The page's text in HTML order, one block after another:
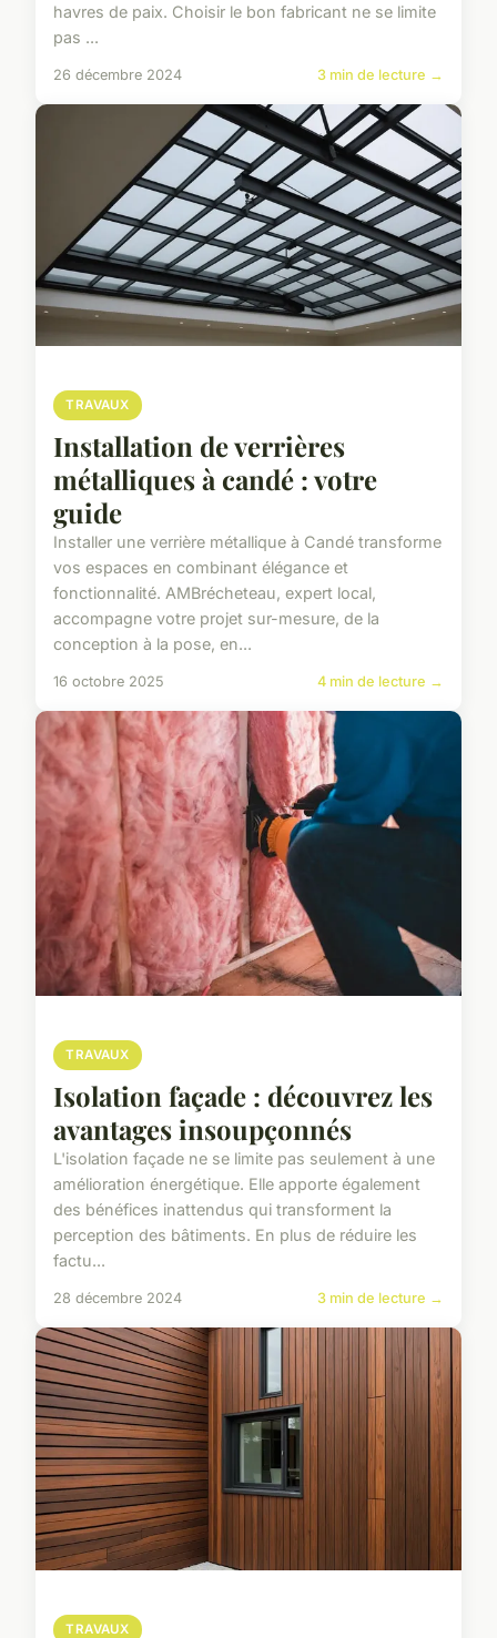
havres de paix. Choisir le bon fabricant ne se limite
pas ...
26 décembre 2024 3 min de lecture →
TRAVAUX
Installation de verrières
métalliques à candé : votre
guide
Installer une verrière métallique à Candé transforme
vos espaces en combinant élégance et
fonctionnalité. AMBrécheteau, expert local,
accompagne votre projet sur-mesure, de la
conception à la pose, en...
16 octobre 2025 4 min de lecture →
TRAVAUX
Isolation façade : découvrez les
avantages insoupçonnés
L'isolation façade ne se limite pas seulement à une
amélioration énergétique. Elle apporte également
des bénéfices inattendus qui transforment la
perception des bâtiments. En plus de réduire les
factu...
28 décembre 2024 3 min de lecture →
TRAVAUX